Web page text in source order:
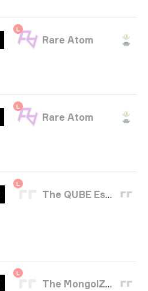
L
Rare Atom
L
Rare Atom
L
The QUBE Esports
L
The MongolZ Academy